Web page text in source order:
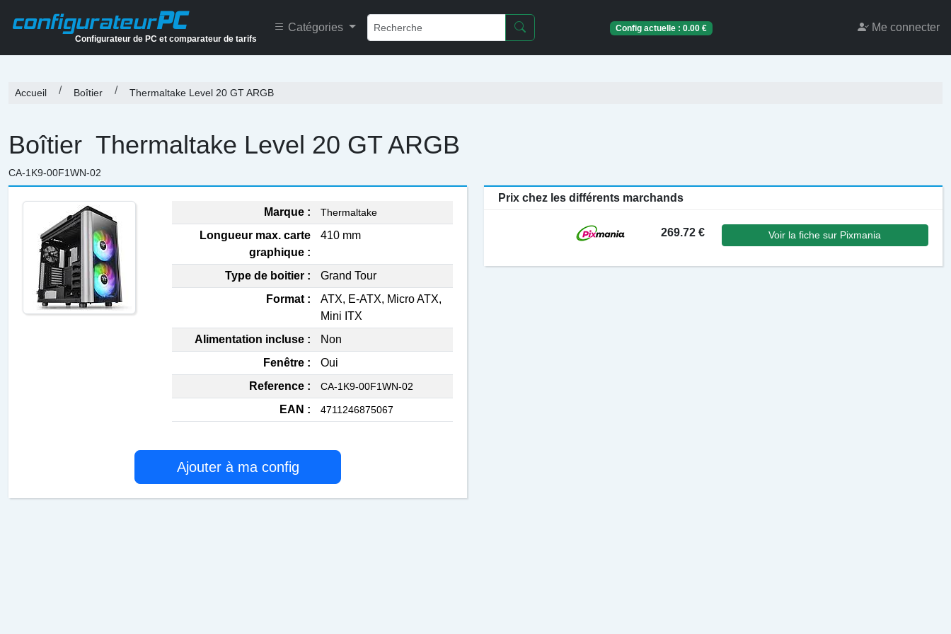
configurateurPC
Configurateur de PC et comparateur de tarifs
Catégories Config actuelle :0.00 € Me connecter
Accueil Boîtier Thermaltake Level 20 GT ARGB
Boîtier Thermaltake Level 20 GT ARGB
CA-1K9-00F1WN-02
Marque : Thermaltake
Longueur max. carte
graphique :
410 mm
Type de boitier :
Grand Tour
Format :
ATX, E-ATX, Micro ATX,
Mini ITX
Alimentation incluse :
Non
Fenêtre :
Oui
Reference :
CA-1K9-00F1WN-02
EAN : 4711246875067
Ajouter à ma config
Prix chez les différents marchands
269.72 € Voir la fiche sur Pixmania